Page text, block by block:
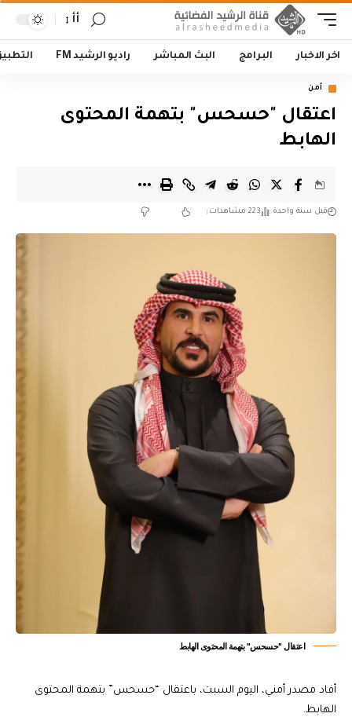
أأ
اخر الاخبار البرامج البث المباشر راديو الرشيد FM
أمن
اعتقال "حسحس" بتهمة المحتوى
الهابط
قبل سنة واحدة 223 مشاهدات
اعتقال "حسحس" بتهمة المحتوى الهابط
أفاد مصدر أمني، اليوم السبت، باعتقال “حسحس” بتهمة المحتوى
الهابط.